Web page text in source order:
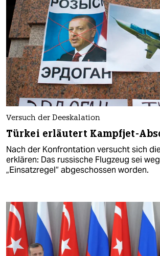
Versuch der Deeskalation
Türkei erläutert Kampfjet-
Nach der Konfrontation versucht sich
erklären: Das russische Flugzeug sei
„Einsatzregel“ abgeschossen worden.